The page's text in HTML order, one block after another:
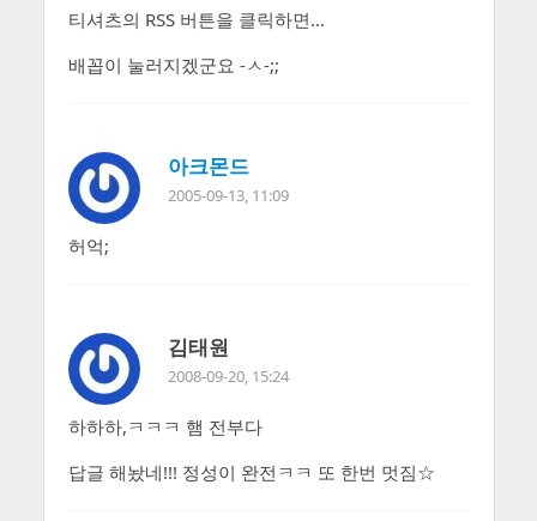
티셔츠의 RSS 버튼을 클릭하면…
배꼽이 눌러지겠군요 -ㅅ-;;
아크몬드
2005-09-13, 11:09
허억;
김태원
2008-09-20, 15:24
하하하,ㅋㅋㅋ 햄 전부다
답글 해놨네!!! 정성이 완전ㅋㅋ 또 한번 멋짐☆